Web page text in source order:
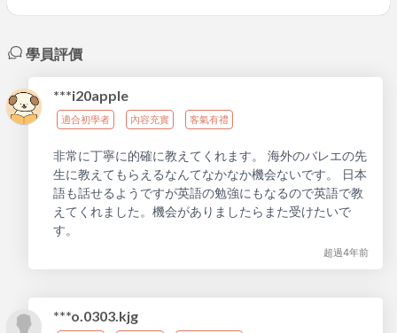
學員評價
***i20apple
適合初學者 內容充實 客氣有禮
非常に丁寧に的確に教えてくれます。 海外のバレエの先
生に教えてもらえるなんてなかなか機会ないです。 日本
語も話せるようですが英語の勉強にもなるので英語で教
えてくれました。機会がありましたらまた受けたいで
す。
超過4年前
***o.0303.kjg